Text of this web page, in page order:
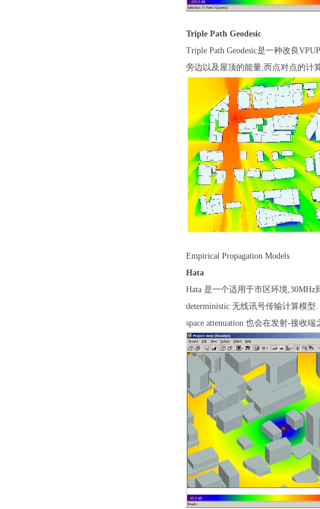
Triple Path Geodesic
Triple Path Geodesic是一种改良VPUP
旁边以及屋顶的能量,而点对点的计
Empirical Propagation Models
Hata
Hata 是一个适用于市区环境,30MHz
deterministic 无线讯号传输计算模型.
space attenuation 也会在发射-接收端